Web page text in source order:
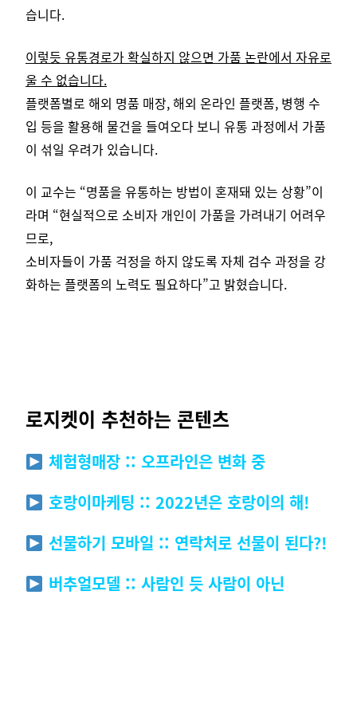
습니다.
이렇듯 유통경로가 확실하지 않으면 가품 논란에서 자유로
울 수 없습니다.
플랫폼별로 해외 명품 매장, 해외 온라인 플랫폼, 병행 수
입 등을 활용해 물건을 들여오다 보니 유통 과정에서 가품
이 섞일 우려가 있습니다.
이 교수는 “명품을 유통하는 방법이 혼재돼 있는 상황”이
라며 “현실적으로 소비자 개인이 가품을 가려내기 어려우
므로,
소비자들이 가품 걱정을 하지 않도록 자체 검수 과정을 강
화하는 플랫폼의 노력도 필요하다”고 밝혔습니다.
로지켓이 추천하는 콘텐츠
체험형매장 :: 오프라인은 변화 중
호랑이마케팅 :: 2022년은 호랑이의 해!
선물하기 모바일 :: 연락처로 선물이 된다?!
버추얼모델 :: 사람인 듯 사람이 아닌